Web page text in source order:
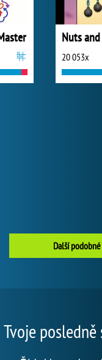
20 053x
Další
Tvoje